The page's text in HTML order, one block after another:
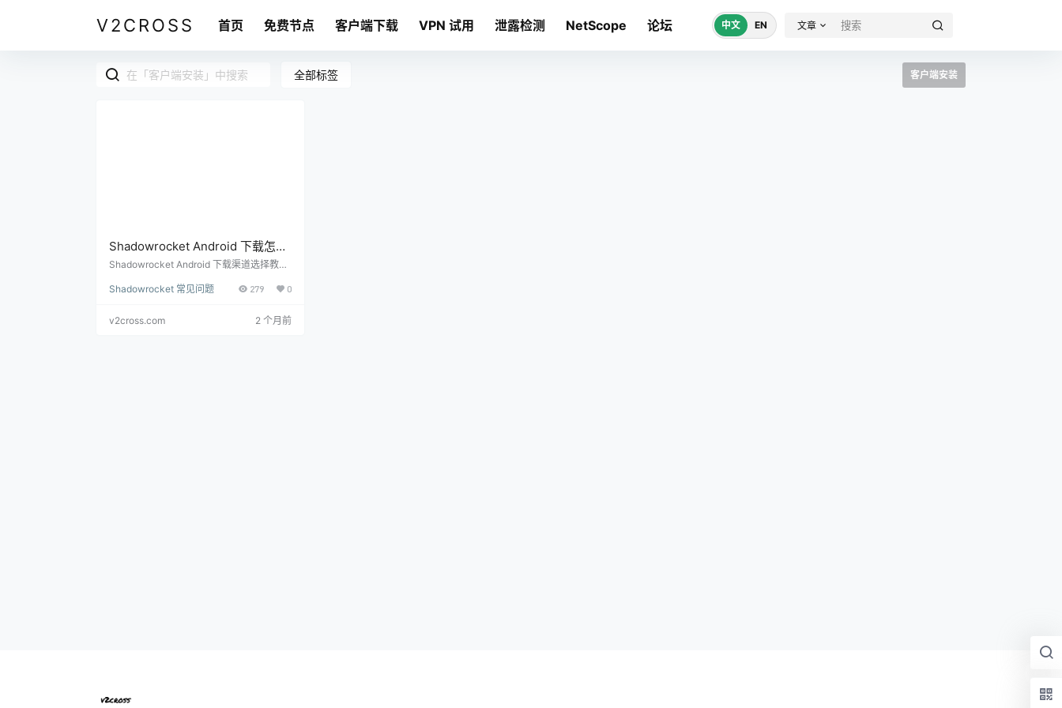
V2CROSS 首页 免费节点 客户端下载 VPN 试用 泄露检测 NetScope 论坛 中文 EN 文章
全部标签 客户端安装
Shadowrocket Android 下载怎么
选？Google Play、APK 和安全检
Shadowrocket Android 下载渠道选择教
K、包名核对、广告、权限和安装前安全检
Shadowrocket 常见问题 279 0
v2cross.com 2 个月前